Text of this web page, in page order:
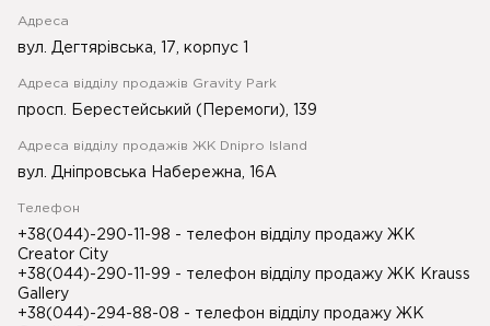
Адреса
вул. Дегтярівська, 17, корпус 1
Адреса відділу продажів Gravity Park
просп. Берестейський (Перемоги), 139
Адреса відділу продажів ЖК Dnipro Island
вул. Дніпровська Набережна, 16А
Телефон
+38(044)-290-11-98 - телефон відділу продажу ЖК
Creator City
+38(044)-290-11-99 - телефон відділу продажу ЖК Krauss
Gallery
+38(044)-294-88-08 - телефон відділу продажу ЖК